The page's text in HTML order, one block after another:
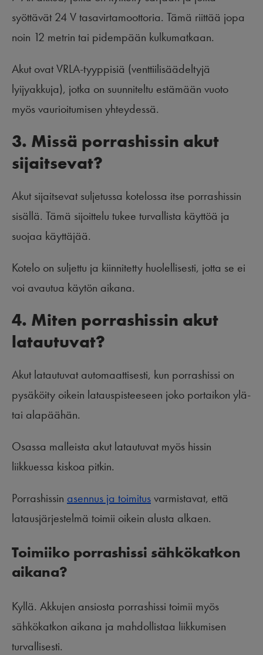
syöttävät 24 V tasavirtamoottoria. Tämä riittää jopa
noin 12 metrin tai pidempään kulkumatkaan.
Akut ovat VRLA-tyyppisiä (venttiilisäädeltyjä
lyijyakkuja), jotka on suunniteltu estämään vuoto
myös vaurioitumisen yhteydessä.
3. Missä porrashissin akut
sijaitsevat?
Akut sijaitsevat suljetussa kotelossa itse porrashissin
sisällä. Tämä sijoittelu tukee turvallista käyttöä ja
suojaa käyttäjää.
Kotelo on suljettu ja kiinnitetty huolellisesti, jotta se ei
voi avautua käytön aikana.
4. Miten porrashissin akut
latautuvat?
Akut latautuvat automaattisesti, kun porrashissi on
pysäköity oikein latauspisteeseen joko portaikon ylä-
tai alapäähän.
Osassa malleista akut latautuvat myös hissin
liikkuessa kiskoa pitkin.
Porrashissin asennus ja toimitusvarmistavat, että
latausjärjestelmä toimii oikein alusta alkaen.
Toimiiko porrashissi sähkökatkon
aikana?
Kyllä. Akkujen ansiosta porrashissi toimii myös
sähkökatkon aikana ja mahdollistaa liikkumisen
turvallisesti.